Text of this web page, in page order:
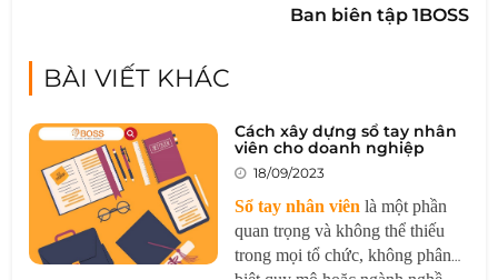
Ban biên tập 1BOSS
BÀI VIẾT KHÁC
Cách xây dựng sổ tay nhân
viên cho doanh nghiệp
18/09/2023
Sổ tay nhân viên là một phần
quan trọng và không thể thiếu
trong mọi tổ chức, không phân